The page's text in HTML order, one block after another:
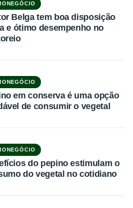
Belga tem boa disposição
e ótimo desempenho no
em conserva é uma opção
de consumir o vegetal
do pepino estimulam o
do vegetal no cotidiano